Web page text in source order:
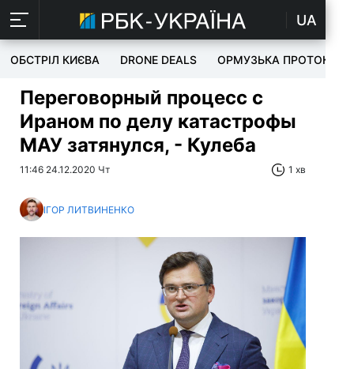
UA
ОБСТРІЛ КИЄВА DRONE DEALS ОРМУЗЬКА ПРОТОКА
Переговорный процесс с
Ираном по делу катастрофы
МАУ затянулся, - Кулеба
11:46 24.12.2020 Чт 1 хв
ІГОР ЛИТВИНЕНКО